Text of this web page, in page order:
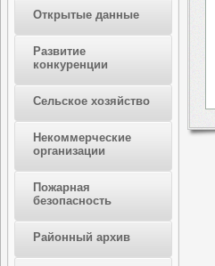
Открытые данные
Развитие
конкуренции
Сельское хозяйство
Некоммерческие
организации
Пожарная
безопасность
Районный архив